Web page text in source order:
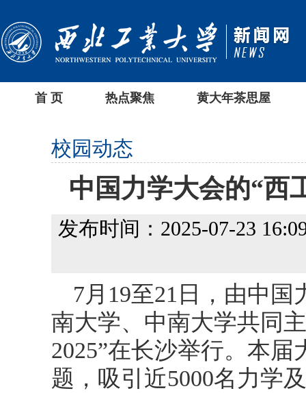
首 页 热点聚焦 黄大年茶思屋
校园动态
中国力学大会的“西
发布时间：2025-07-23
7月19至21日，由中
南大学、中南大学共同
2025”在长沙举行。本
题，吸引近5000名力学